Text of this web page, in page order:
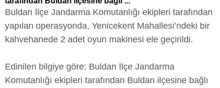
Buldan İlçe Jandarma Komutanlığı ekipleri tarafından
yapılan operasyonda, Yenicekent Mahallesi’ndeki bir
kahvehanede 2 adet oyun makinesi ele geçirildi.
Edinilen bilgiye göre; Buldan İlçe Jandarma
Komutanlığı ekipleri tarafından Buldan ilçesine bağlı